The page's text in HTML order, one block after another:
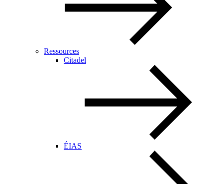
Ressources
Citadel
ÉIAS